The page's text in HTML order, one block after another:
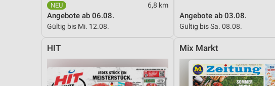
6,8 km
Angebote ab 06.08.
Gültig bis Mi. 12.08.
Angebote ab 03.08.
Gültig bis Sa. 08.08.
HIT Mix Markt